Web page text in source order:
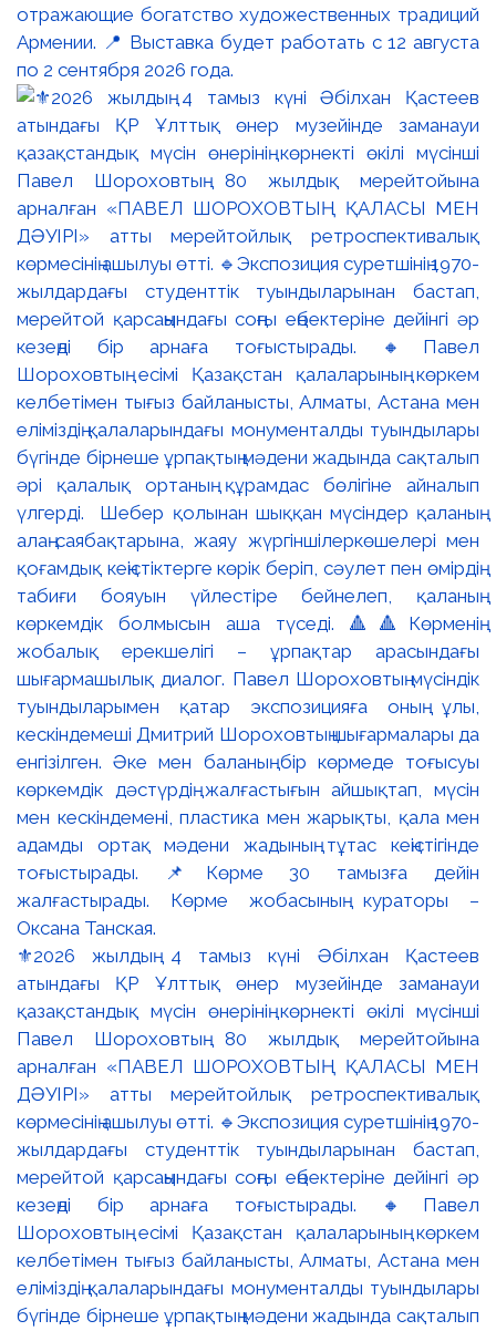
отражающие богатство художественных традиций
Армении. 📍 Выставка будет работать с 12 августа
по 2 сентября 2026 года.
⚜️2026 жылдың 4 тамыз күні Әбілхан Қастеев
атындағы ҚР Ұлттық өнер музейінде заманауи
қазақстандық мүсін өнерінің көрнекті өкілі мүсінші
Павел Шороховтың 80 жылдық мерейтойына
арналған «ПАВЕЛ ШОРОХОВТЫҢ ҚАЛАСЫ МЕН
ДӘУІРІ» атты мерейтойлық ретроспективалық
көрмесінің ашылуы өтті. 🔹Экспозиция суретшінің 1970-
жылдардағы студенттік туындыларынан бастап,
мерейтой қарсаңындағы соңғы еңбектеріне дейінгі әр
кезеңді бір арнаға тоғыстырады. 🔸Павел
Шороховтың есімі Қазақстан қалаларының көркем
келбетімен тығыз байланысты, Алматы, Астана мен
еліміздің қалаларындағы монументалды туындылары
бүгінде бірнеше ұрпақтың мәдени жадында сақталып